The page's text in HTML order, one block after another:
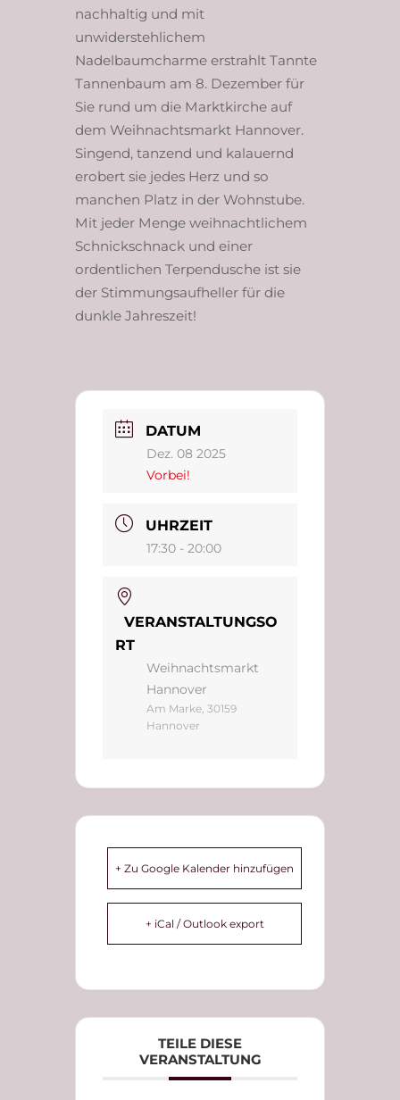
nachhaltig und mit
unwiderstehlichem
Nadelbaumcharme erstrahlt Tannte
Tannenbaum am 8. Dezember für
Sie rund um die Marktkirche auf
dem Weihnachtsmarkt Hannover.
Singend, tanzend und kalauernd
erobert sie jedes Herz und so
manchen Platz in der Wohnstube.
Mit jeder Menge weihnachtlichem
Schnickschnack und einer
ordentlichen Terpendusche ist sie
der Stimmungsaufheller für die
dunkle Jahreszeit!
DATUM
Dez. 08 2025
Vorbei!
UHRZEIT
17:30 - 20:00
VERANSTALTUNGSO
RT
Weihnachtsmarkt
Hannover
Am Marke, 30159
Hannover
+ Zu Google Kalender hinzufügen
+ iCal / Outlook export
TEILE DIESE
VERANSTALTUNG